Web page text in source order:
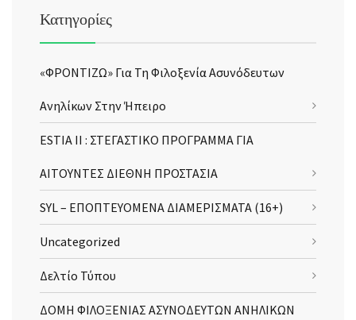
Κατηγορίες
«ΦΡΟΝΤΙΖΩ» Για Τη Φιλοξενία Ασυνόδευτων
Ανηλίκων Στην Ήπειρο
ESTIA II : ΣΤΕΓΑΣΤΙΚΟ ΠΡΟΓΡΑΜΜΑ ΓΙΑ
ΑΙΤΟΥΝΤΕΣ ΔΙΕΘΝΗ ΠΡΟΣΤΑΣΙΑ
SYL – ΕΠΟΠΤΕΥΟΜΕΝΑ ΔΙΑΜΕΡΙΣΜΑΤΑ (16+)
Uncategorized
Δελτίο Τύπου
ΔΟΜΗ ΦΙΛΟΞΕΝΙΑΣ ΑΣΥΝΟΔΕΥΤΩΝ ΑΝΗΛΙΚΩΝ